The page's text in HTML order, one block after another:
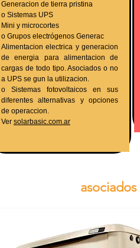
Generacion de tierra pristina
o Sistemas UPS
Mini y microcortes
o Grupos electrógenos Generac
Alimentacion electrica y generacion
de energia para alimentacion de
cargas de todo tipo. Asociados o no
a UPS se gun la utilizacion.
o Sistemas fotovoltaicos en sus
diferentes alternativas y opciones
de operaccion.
Ver solarbasic.com.ar
asociados